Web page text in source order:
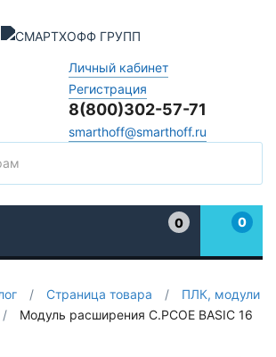
Личный кабинет
Регистрация
8(800)302-57-71
smarthoff@smarthoff.ru
0
0
/ Страница товара /
ПЛК, модули
/
Модуль расширения C.PCOE BASIC 16